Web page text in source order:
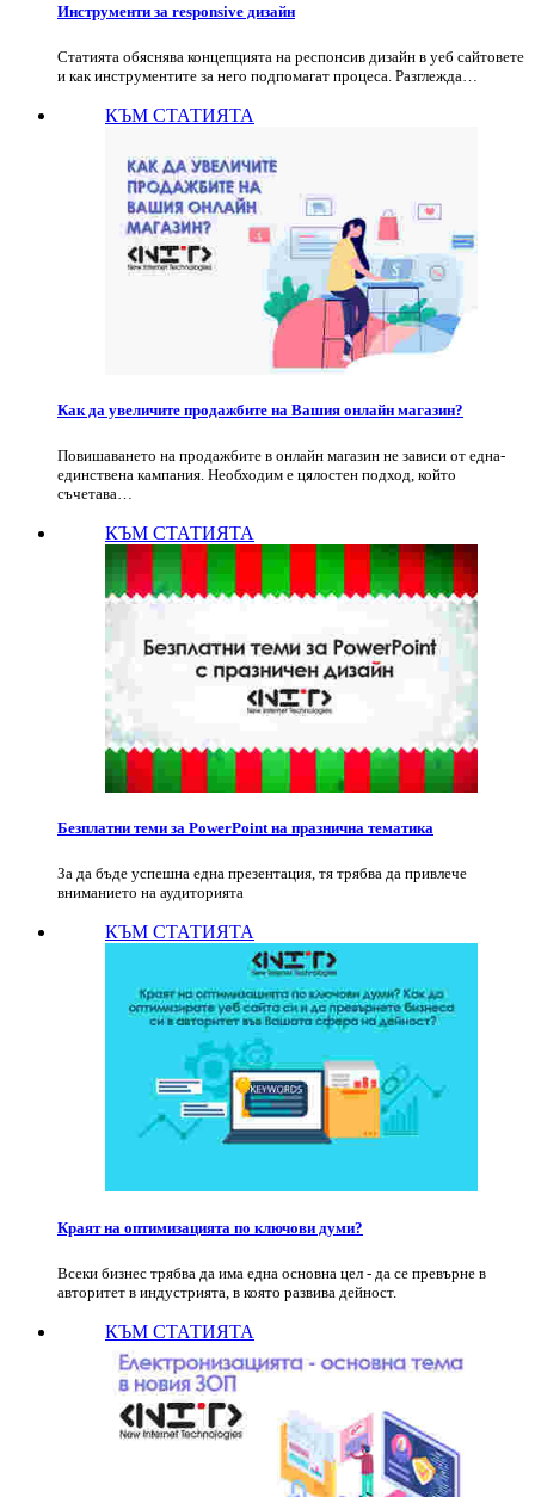
Инструменти за responsive дизайн
Статията обяснява концепцията на респонсив дизайн в уеб сайтовете
и как инструментите за него подпомагат процеса. Разглежда…
КЪМ СТАТИЯТА
Как да увеличите продажбите на Вашия онлайн магазин?
Повишаването на продажбите в онлайн магазин не зависи от една-
единствена кампания. Необходим е цялостен подход, който
съчетава…
КЪМ СТАТИЯТА
Безплатни теми за PowerPoint на празнична тематика
За да бъде успешна една презентация, тя трябва да привлече
вниманието на аудиторията
КЪМ СТАТИЯТА
Краят на оптимизацията по ключови думи?
Всеки бизнес трябва да има една основна цел - да се превърне в
авторитет в индустрията, в която развива дейност.
КЪМ СТАТИЯТА